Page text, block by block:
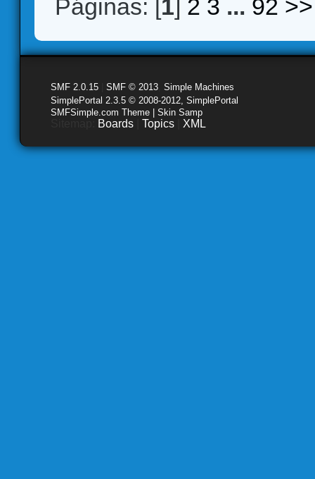
Páginas: [ 1 2 3 ... 92 >>
SMF 2.0.15 SMF © 2013 Simple Machines
SimplePortal 2.3.5 © 2008-2012, SimplePortal
SMFSimple.com Theme | Skin Samp
Boards Topics XML